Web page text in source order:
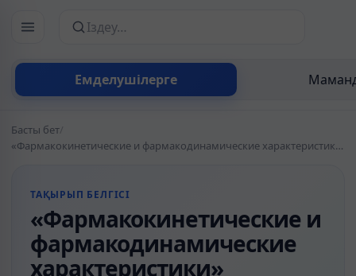
Емделушілерге
Сайттан іздеу
Басты бет/
«Фармакокинетические и фармакодинамические характеристики» белгісіндегі материалдар
ТАҚЫРЫП БЕЛГІСІ
«Фармакокинетические и
фармакодинамические
характеристики»